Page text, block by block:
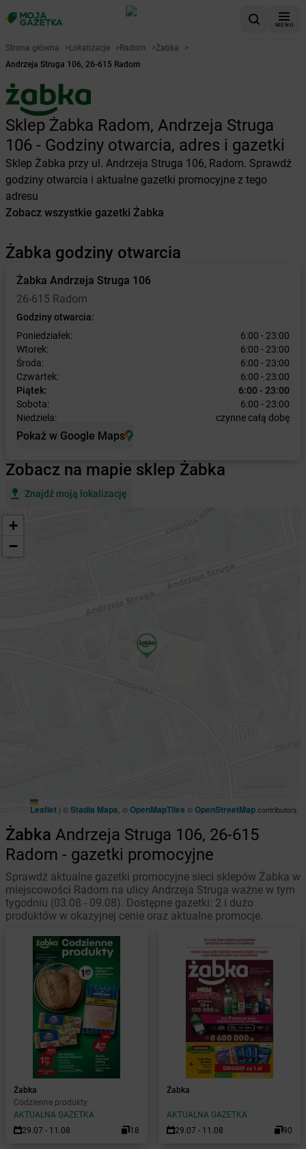
MENU
Strona główna >Lokalizacje >Radom >Żabka
>
Andrzeja Struga 106, 26-615 Radom
Sklep Żabka Radom, Andrzeja Struga
106 - Godziny otwarcia, adres i gazetki
Sklep Żabka przy ul. Andrzeja Struga 106, Radom. Sprawdź
godziny otwarcia i aktualne gazetki promocyjne z tego
adresu
Zobacz wszystkie gazetki Żabka
Żabka godziny otwarcia
Żabka Andrzeja Struga 106
26-615 Radom
Godziny otwarcia:
Poniedziałek:
6:00 - 23:00
Wtorek:
6:00 - 23:00
Środa:
6:00 - 23:00
Czwartek:
6:00 - 23:00
Piątek:
6:00 - 23:00
Sobota:
6:00 - 23:00
Niedziela:
czynne całą dobę
Pokaż w Google Maps
Zobacz na mapie sklep Żabka
Znajdź moją lokalizację
+
−
Leaflet | ©Stadia Maps , ©OpenMapTiles ©OpenStreetMapcontributors
Żabka Andrzeja Struga 106, 26-615
Radom - gazetki promocyjne
Sprawdź aktualne gazetki promocyjne sieci sklepów Żabka w
miejscowości Radom na ulicy Andrzeja Struga ważne w tym
tygodniu (03.08 - 09.08). Dostępne gazetki: 2 i dużo
produktów w okazyjnej cenie oraz aktualne promocje.
Żabka
Codzienne produkty
AKTUALNA GAZETKA
29.07 - 11.08
18
Żabka
AKTUALNA GAZETKA
29.07 - 11.08
90